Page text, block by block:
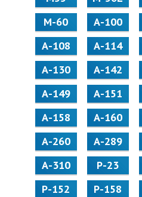
M-60
А-100
А-108
А-114
А-130
А-142
А-149
А-151
А-158
А-160
А-260
А-289
А-310
Р-23
Р-152
Р-158